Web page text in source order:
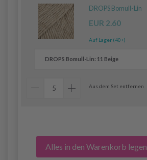
DROPS Bomull-Lin
EUR 2.60
Auf Lager (40+)
Aus dem Set entfernen
Alles in den Warenkorb legen